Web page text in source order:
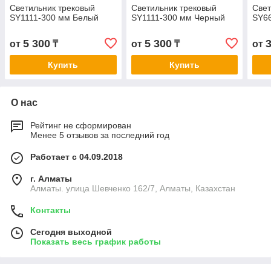
Светильник трековый
SY1111-300 мм Белый
от 5 300 ₸
Купить
Светильник трековый
SY1111-300 мм Черный
от 5 300₸
Купить
от
О нас
Рейтинг не сформирован
Менее 5 отзывов за последний год
Работает с 04.09.2018
г. Алматы
Алматы. улица Шевченко 162/7, Алматы, Казахстан
Контакты
Сегодня выходной
Показать весь график работы